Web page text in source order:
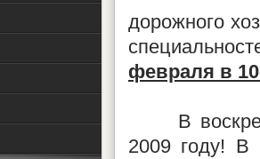
дорожного
февраля в
В
2009 году! В